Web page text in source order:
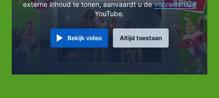
externe inhoud te tonen, aanvaardt u devoorwaarden
YouTube.
Bekijk video Altijd toestaan